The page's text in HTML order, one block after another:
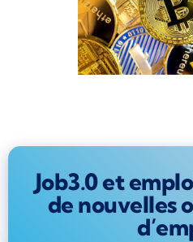
Job3.0 et
de nouvelles